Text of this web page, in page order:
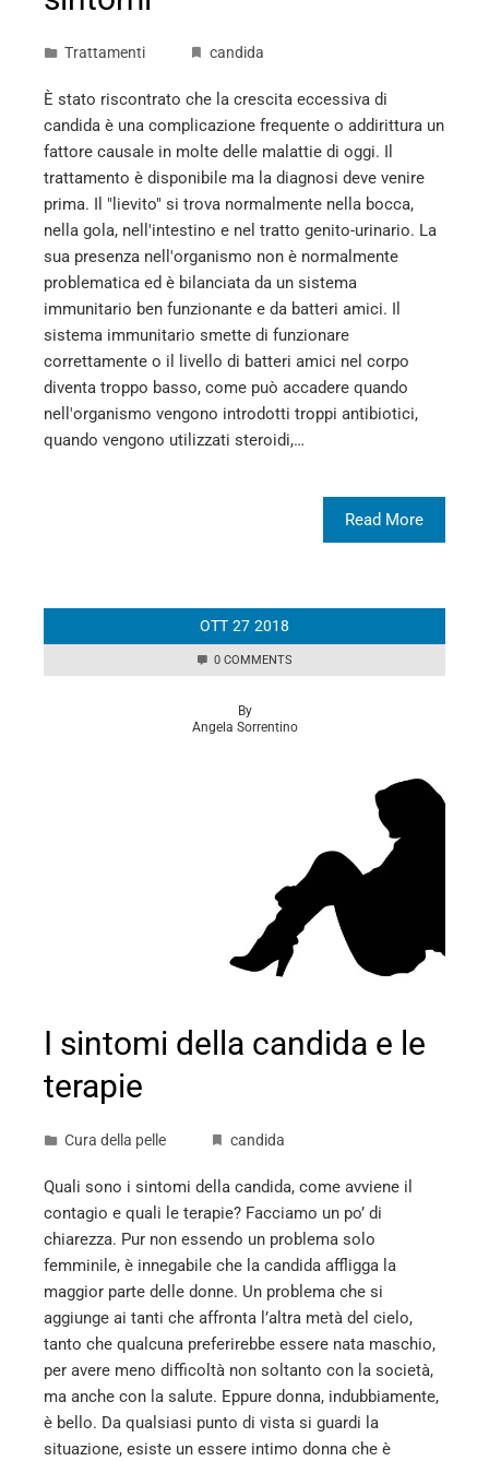
Trattamenti candida
È stato riscontrato che la crescita eccessiva di
candida è una complicazione frequente o addirittura un
fattore causale in molte delle malattie di oggi. Il
trattamento è disponibile ma la diagnosi deve venire
prima. Il "lievito" si trova normalmente nella bocca,
nella gola, nell'intestino e nel tratto genito-urinario. La
sua presenza nell'organismo non è normalmente
problematica ed è bilanciata da un sistema
immunitario ben funzionante e da batteri amici. Il
sistema immunitario smette di funzionare
correttamente o il livello di batteri amici nel corpo
diventa troppo basso, come può accadere quando
nell'organismo vengono introdotti troppi antibiotici,
quando vengono utilizzati steroidi,…
Read More
OTT 27 2018
0 COMMENTS
By
Angela Sorrentino
I sintomi della candida e le
terapie
Cura della pelle candida
Quali sono i sintomi della candida, come avviene il
contagio e quali le terapie? Facciamo un po’ di
chiarezza. Pur non essendo un problema solo
femminile, è innegabile che la candida affligga la
maggior parte delle donne. Un problema che si
aggiunge ai tanti che affronta l’altra metà del cielo,
tanto che qualcuna preferirebbe essere nata maschio,
per avere meno difficoltà non soltanto con la società,
ma anche con la salute. Eppure donna, indubbiamente,
è bello. Da qualsiasi punto di vista si guardi la
situazione, esiste un essere intimo donna che è